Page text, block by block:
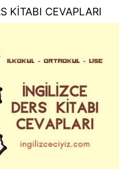
KİTABI CEVAPLARI